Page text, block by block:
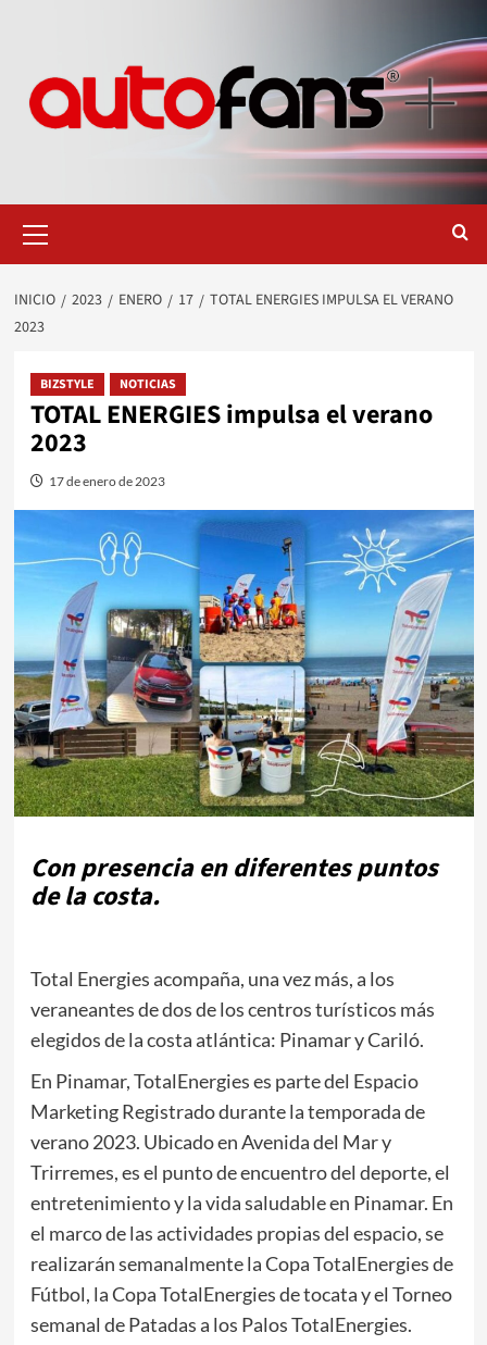
primario
INICIO 2023 ENERO 17
TOTAL ENERGIES IMPULSA EL VERANO
2023
BIZSTYLE NOTICIAS
TOTAL ENERGIES impulsa el verano
2023
17 de enero de 2023
Con presencia en diferentes puntos
de la costa.
Total Energies acompaña, una vez más, a los
veraneantes de dos de los centros turísticos más
elegidos de la costa atlántica: Pinamar y Cariló.
En Pinamar, TotalEnergies es parte del Espacio
Marketing Registrado durante la temporada de
verano 2023. Ubicado en Avenida del Mar y
Trirremes, es el punto de encuentro del deporte, el
entretenimiento y la vida saludable en Pinamar. En
el marco de las actividades propias del espacio, se
realizarán semanalmente la Copa TotalEnergies de
Fútbol, la Copa TotalEnergies de tocata y el Torneo
semanal de Patadas a los Palos TotalEnergies.